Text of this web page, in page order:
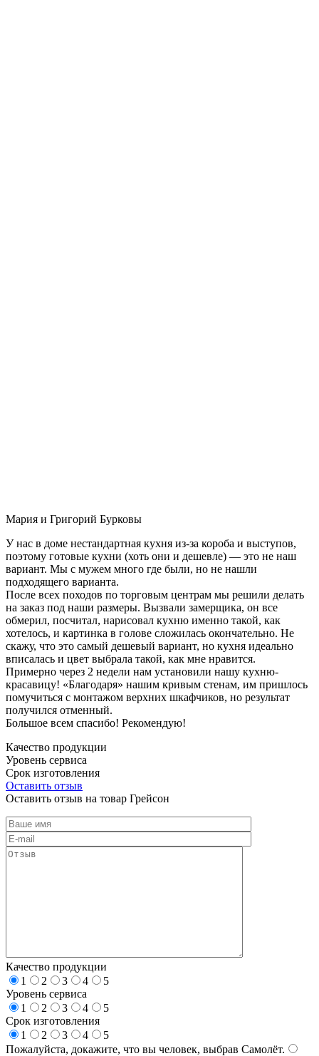
Мария и Григорий Бурковы
У нас в доме нестандартная кухня из-за короба и выступов,
поэтому готовые кухни (хоть они и дешевле) — это не наш
вариант. Мы с мужем много где были, но не нашли
подходящего варианта.
После всех походов по торговым центрам мы решили делать
на заказ под наши размеры. Вызвали замерщика, он все
обмерил, посчитал, нарисовал кухню именно такой, как
хотелось, и картинка в голове сложилась окончательно. Не
скажу, что это самый дешевый вариант, но кухня идеально
вписалась и цвет выбрала такой, как мне нравится.
Примерно через 2 недели нам установили нашу кухню-
красавицу! «Благодаря» нашим кривым стенам, им пришлось
помучиться с монтажом верхних шкафчиков, но результат
получился отменный.
Большое всем спасибо! Рекомендую!
Качество продукции
Уровень сервиса
Срок изготовления
Оставить отзыв
Оставить отзыв на товар Грейсон
Качество продукции
1
2 3 4
5
Уровень сервиса
1
2 3 4
5
Срок изготовления
1
2 3 4
5
Пожалуйста, докажите, что вы человек, выбрав Самолёт.